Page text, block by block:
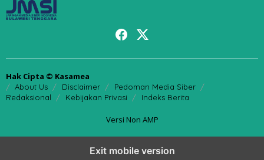
Hak Cipta © Kasamea
About Us Disclaimer
Pedoman Media Siber
Redaksional
Kebijakan Privasi Indeks Berita
Versi Non AMP
Exit mobile version